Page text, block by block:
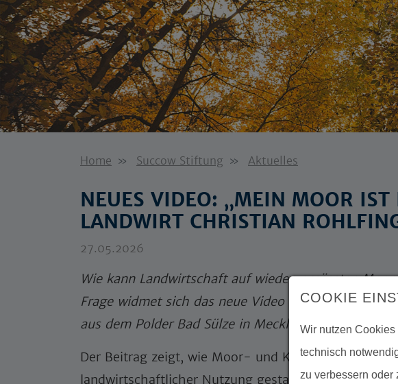
Home Succow Stiftung Aktuelles
NEUES VIDEO: „MEIN MOOR IST
LANDWIRT CHRISTIAN
27.05.2026
Wie kann Landwirtschaft auf wiedervernässten
Frage widmet sich das neue Video "Mein Moor ist
aus dem Polder Bad Sülze in Mecklenburg-
Der Beitrag zeigt, wie Moor- und Klimaschutz
landwirtschaftlicher Nutzung gestaltet werden
COOKIE
Wir nutzen
technisch
zu verbessern oder